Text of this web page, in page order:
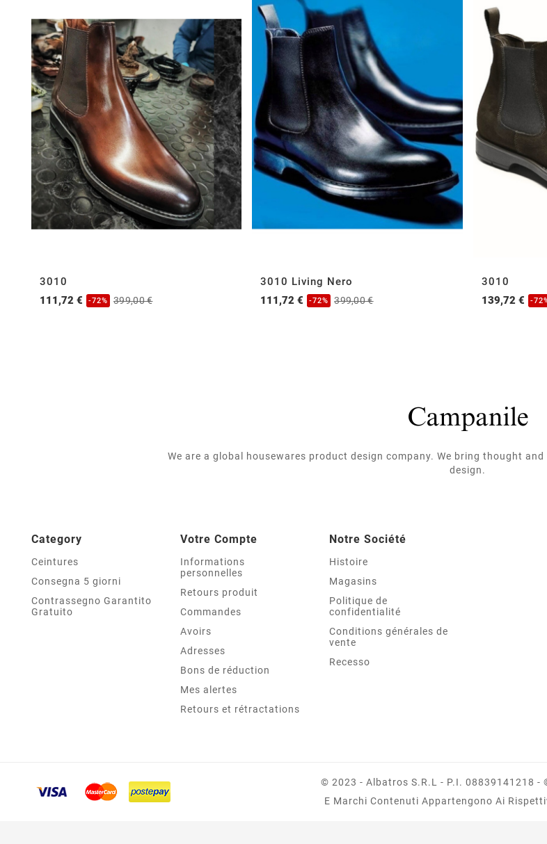
3010
111,72 €
-72% 399,00 €
3010 Living Nero
111,72 €
-72% 399,00 €
3010
139,72 €
-
We are a global housewares product design company. We bring thought
design.
Category
Ceintures
Consegna 5 giorni
Contrassegno Garantito
Gratuito
Votre Compte
Informations
personnelles
Retours produit
Commandes
Avoirs
Adresses
Bons de réduction
Mes alertes
Retours et rétractations
Notre Société
Histoire
Magasins
Politique de
confidentialité
Conditions générales de
vente
Recesso
© 2023 - Albatros S.r.l - P.I. 08839141218 -
E Marchi Contenuti Appartengono Ai